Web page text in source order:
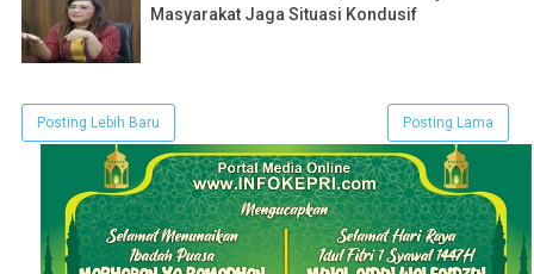
Masyarakat Jaga Situasi Kondusif
Posting Lebih Baru Posting Lama